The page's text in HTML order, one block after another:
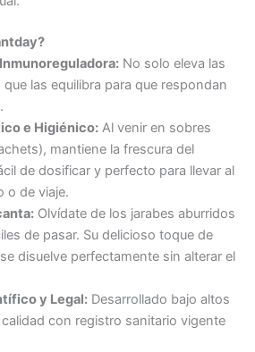
No solo eleva las
las equilibra para que respondan
e Higiénico:Al venir en sobres
mantiene la frescura del
de dosificar y perfecto para llevar al
o de viaje.
Olvídate de los jarabes aburridos
de pasar. Su delicioso toque de
disuelve perfectamente sin alterar el
y Legal:Desarrollado bajo altos
con registro sanitario vigente